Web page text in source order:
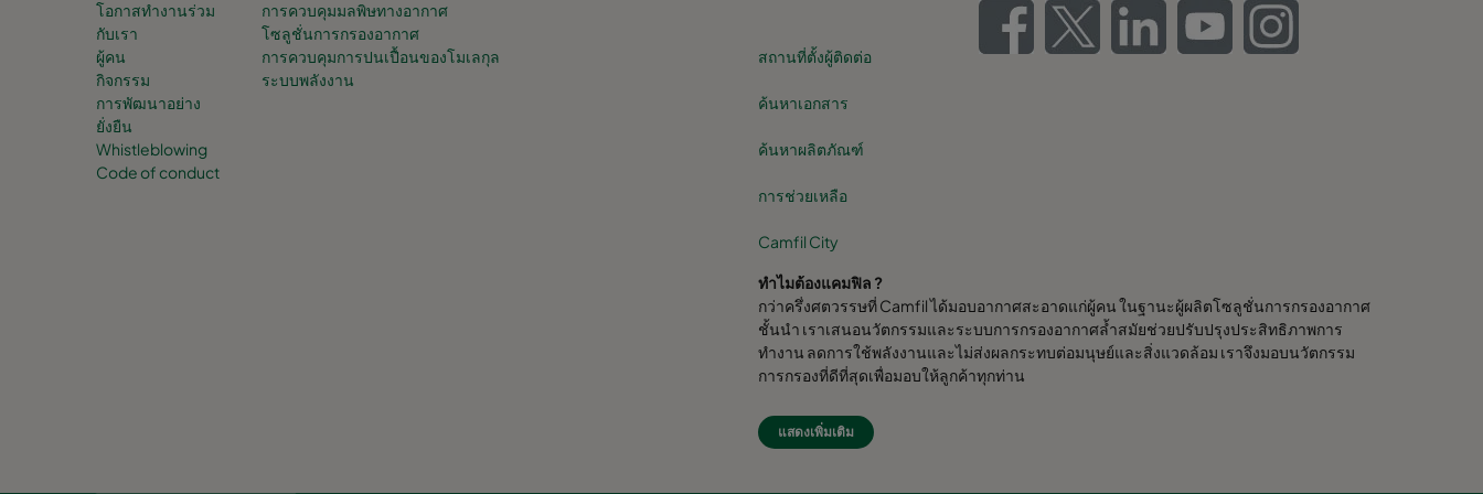
โอกาสทำงานร่วม
กับเรา
ผู้คน
กิจกรรม
การพัฒนาอย่าง
ยั่งยืน
Whistleblowing
Code of conduct
การควบคุมมลพิษทางอากาศ
โซลูชั่นการกรองอากาศ
การควบคุมการปนเปื้อนของโมเลกุล
ระบบพลังงาน
สถานที่ตั้งผู้ติดต่อ
ค้นหาเอกสาร
ค้นหาผลิตภัณฑ์
การช่วยเหลือ
Camfil City
ทำไมต้องแคมฟิล ?
กว่าครึ่งศตวรรษที่ Camfil ได้มอบอากาศสะอาดแก่ผู้คน ในฐานะผู้ผลิตโซลูชั่นการกรองอากาศ
ชั้นนำ เราเสนอนวัตกรรมและระบบการกรองอากาศล้ำสมัยช่วยปรับปรุงประสิทธิภาพการ
ทำงาน ลดการใช้พลังงานและไม่ส่งผลกระทบต่อมนุษย์และสิ่งแวดล้อม เราจึงมอบนวัตกรรม
การกรองที่ดีที่สุดเพื่อมอบให้ลูกค้าทุกท่าน
Camfil Group สำนักงานใหญ่ตั้งอยู่ใน Stockholm, Sweden มีโรงงานผลิตกว่า 30 แห่ง ศูนย์
R&D 6 แห่ง สำนักงานขายใน 26 ประเทศ พนักงานมากกว่า 4,480 คนและกำลังเติบโตขึ้น เรามี
แสดงเพิ่มเติม